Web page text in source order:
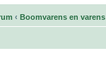
‹ Boomvarens en varens